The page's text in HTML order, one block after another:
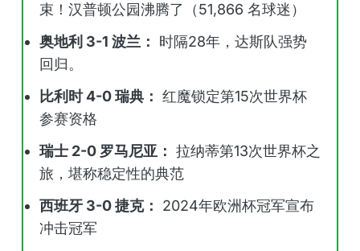
束！汉普顿公园沸腾了（51,866 名球迷）
奥地利 3-1 波兰：
时隔28年，达斯队强势
回归。
比利时 4-0 瑞典： 红魔锁定第15次世界杯
参赛资格
瑞士 2-0 罗马尼亚： 拉纳蒂第13次世界杯之
旅，堪称稳定性的典范
西班牙 3-0 捷克：
2024年欧洲杯冠军宣布
冲击冠军